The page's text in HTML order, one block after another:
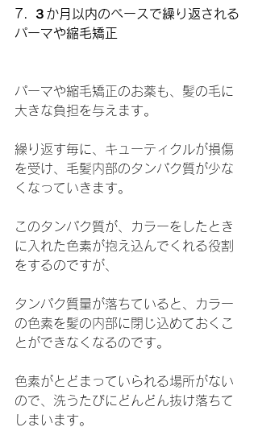
7. ３か月以内のペースで繰り返される
パーマや縮毛矯正
パーマや縮毛矯正のお薬も、髪の毛に
大きな負担を与えます。
繰り返す毎に、キューティクルが損傷
を受け、毛髪内部のタンパク質が少な
くなっていきます。
このタンパク質が、カラーをしたとき
に入れた色素が抱え込んでくれる役割
をするのですが、
タンパク質量が落ちていると、カラー
の色素を髪の内部に閉じ込めておくこ
とができなくなるのです。
色素がとどまっていられる場所がない
ので、洗うたびにどんどん抜け落ちて
しまいます。